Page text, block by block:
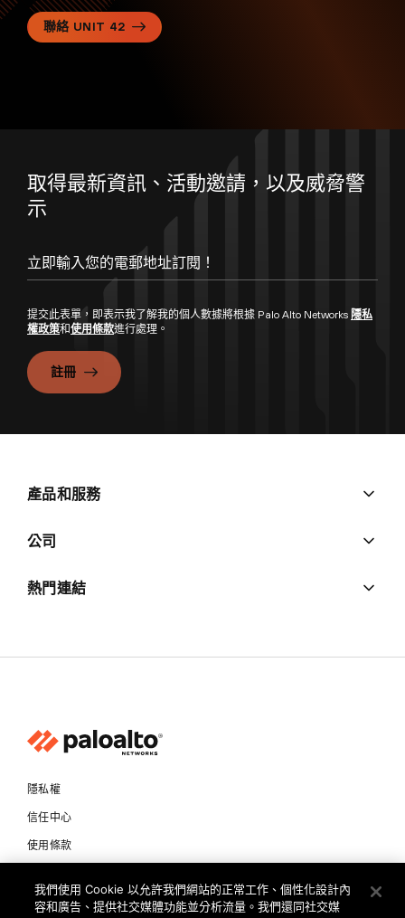
聯絡 UNIT 42
取得最新資訊、活動邀請，以及威脅警
示
提交此表單，即表示我了解我的個人數據將根據 Palo Alto Networks 隱私
權政策和使用條款進行處理。
註冊
產品和服務
公司
熱門連結
隱私權
信任中心
使用條款
我們使用 Cookie 以允許我們網站的正常工作、個性化設計內
容和廣告、提供社交媒體功能並分析流量。我們還同社交媒